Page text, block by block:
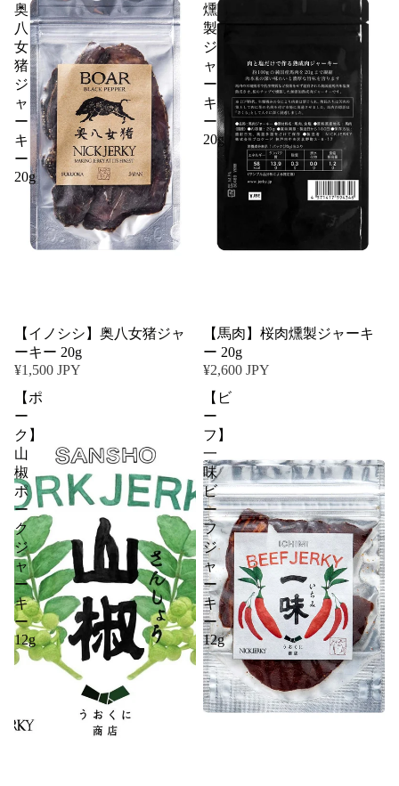
奥
八
女
猪
ジ
ャ
ー
キ
ー
20g
【イノシシ】奥八女猪ジャ
ーキー 20g
¥1,500 JPY
燻
製
ジ
ャ
ー
キ
ー
20g
【馬肉】桜肉燻製ジャーキ
ー 20g
¥2,600 JPY
【ポ
ー
ク】
山
椒
ポ
ー
ク
ジ
ャ
ー
キ
ー
12g
【ビ
ー
フ】
一
味
ビ
ー
フ
ジ
ャ
ー
キ
ー
12g